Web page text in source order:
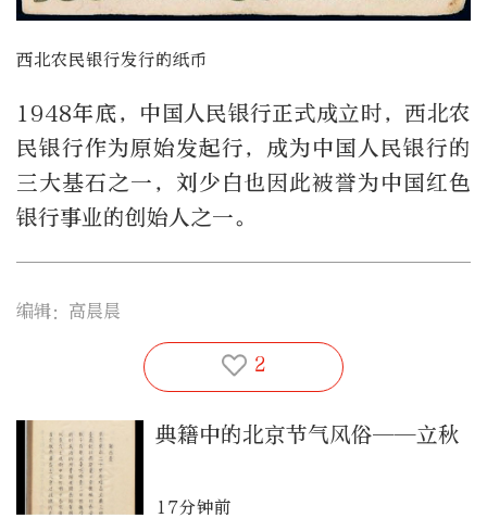
西北农民银行发行的纸币
1948年底，中国人民银行正式成立时，西北农
民银行作为原始发起行，成为中国人民银行的
三大基石之一，刘少白也因此被誉为中国红色
银行事业的创始人之一。
编辑：高晨晨
2
典籍中的北京节气风俗——立秋
17分钟前